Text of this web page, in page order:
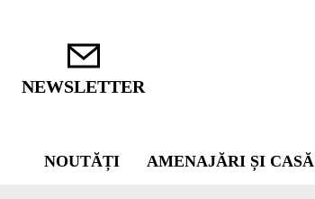
NEWSLETTER
NOUTĂȚI AMENAJĂRI ȘI CASĂ